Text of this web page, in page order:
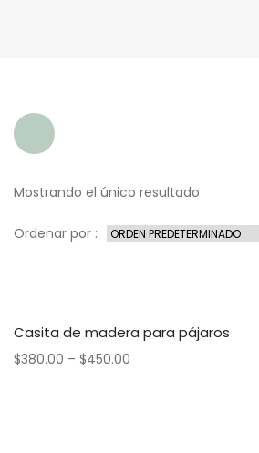
Mostrando el único resultado
Ordenar por :
Casita de madera para pájaros
$380.00 – $450.00